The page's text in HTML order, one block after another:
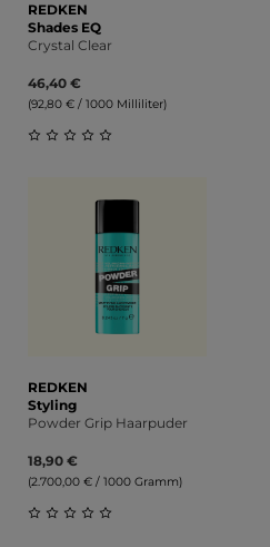
REDKEN
Shades EQ
Crystal Clear
46,40 €
(92,80 € / 1000 Milliliter)
REDKEN
Styling
Powder Grip Haarpuder
18,90 €
(2.700,00 € / 1000 Gramm)